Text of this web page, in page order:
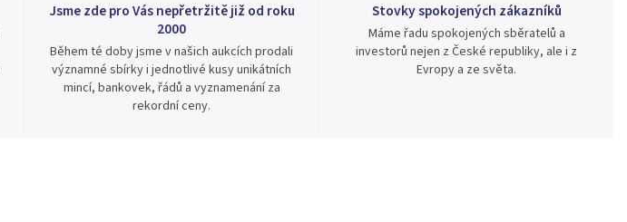
Jsme zde pro Vás nepřetržitě již od roku
2000
Během té doby jsme v našich aukcích prodali
významné sbírky i jednotlivé kusy unikátních
mincí, bankovek, řádů a vyznamenání za
rekordní ceny.
Stovky spokojených zákazníků
Máme řadu spokojených sběratelů a
investorů nejen z České republiky, ale i z
Evropy a ze světa.